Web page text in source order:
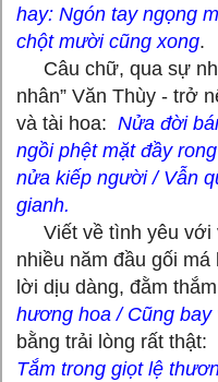
hay: Ngón tay ngọng
chột mười cũng xong.
Câu chữ, qua sự
nhân” Văn Thùy - trở
và tài hoa: Nửa đời
ngồi phệt mặt đầy
nửa kiếp người / Vẫn
gianh.
Viết về tình yêu với
nhiều năm đầu gối
lời dịu dàng, đằm
hương hoa / Cũng
bằng trải lòng rất thật:
Tắm trong giọt lệ